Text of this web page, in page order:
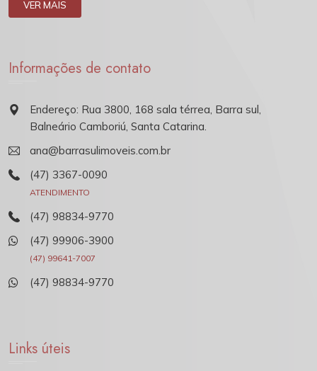
VER MAIS
Informações de contato
Endereço: Rua 3800, 168 sala térrea, Barra sul,
Balneário Camboriú, Santa Catarina.
ana@barrasulimoveis.com.br
(47) 3367-0090
ATENDIMENTO
(47) 98834-9770
(47) 99906-3900
(47) 99641-7007
(47) 98834-9770
Links úteis